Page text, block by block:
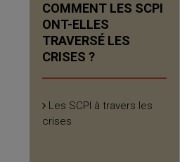
COMMENT LES SCPI
ONT-ELLES
TRAVERSÉ LES
CRISES ?
Les SCPI à travers les
crises